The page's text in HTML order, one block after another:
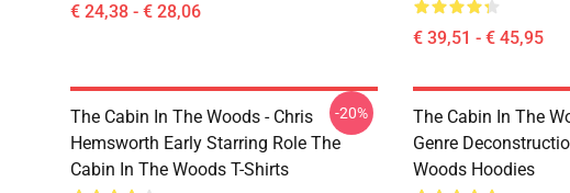
€ 24,38 - € 28,06
€ 39,51 - € 45,95
The Cabin In The Woods - Chris
Hemsworth Early Starring Role The
Cabin In The Woods T-Shirts
-20%
The Cabin In The
Genre
Woods Hoodies